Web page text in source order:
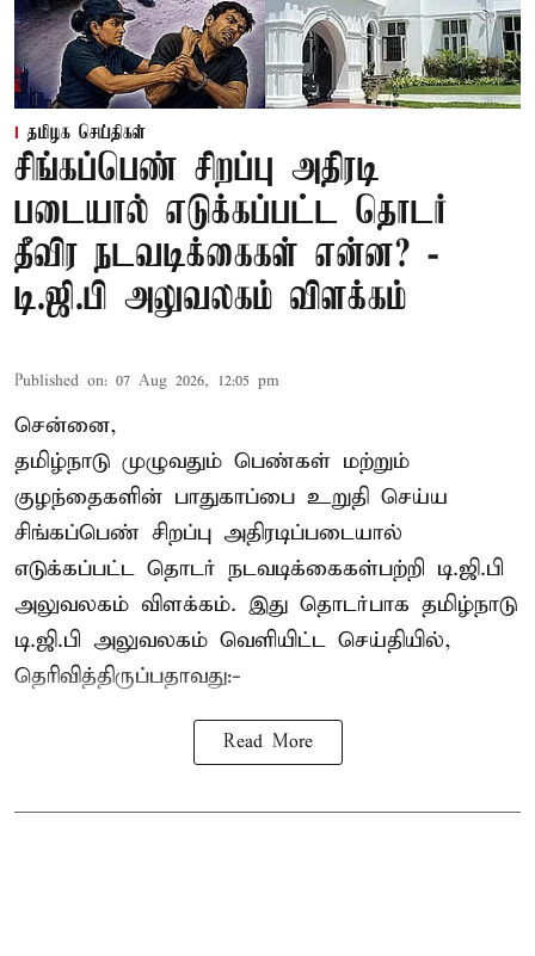
தமிழக செய்திகள்
சிங்கப்பெண் சிறப்பு அதிரடி
படையால் எடுக்கப்பட்ட தொடர்
தீவிர நடவடிக்கைகள் என்ன? -
டி.ஜி.பி அலுவலகம் விளக்கம்
Published on: 07 Aug 2026, 12:05 pm
சென்னை,
தமிழ்நாடு முழுவதும் பெண்கள் மற்றும்
குழந்தைகளின் பாதுகாப்பை உறுதி செய்ய
சிங்கப்பெண் சிறப்பு அதிரடிப்படையால்
எடுக்கப்பட்ட தொடர் நடவடிக்கைகள்பற்றி டி.ஜி.பி
அலுவலகம் விளக்கம். இது தொடர்பாக தமிழ்நாடு
டி.ஜி.பி அலுவலகம் வெளியிட்ட செய்தியில்,
தெரிவித்திருப்பதாவது:-
Read More